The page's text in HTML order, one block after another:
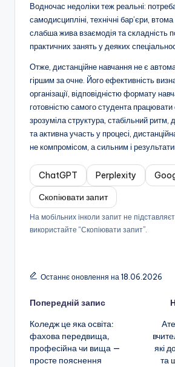
Водночас недоліки теж реальні:
самодисципліні, технічні бар’єри, втома
слабша жива взаємодія та складність
практичних занять у деяких
Отже, дистанційне навчання не є
гіршим за очне. Його ефективність
організації, відповідністю формату
готовністю самого студента
зрозуміла структура, стабільний ритм,
та активна участь у процесі,
не компромісом, а сильним і
ChatGPT Perplexity
Скопіювати запит
На мобільних інколи запит не
використайте “Скопіювати запит”.
Останнє оновлення на 18.06.2026
Навігація
по
запису
Попередній запис
Коледж це яка освіта:
фахова передвища,
професійна чи вища —
просте пояснення
які
та